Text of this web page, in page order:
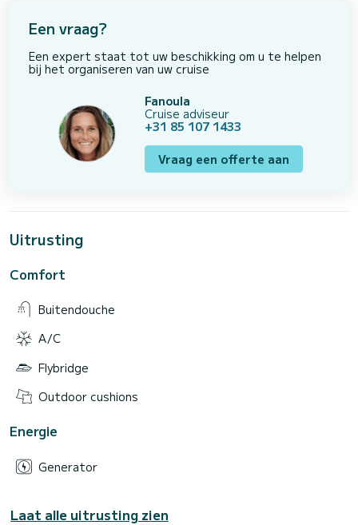
Een vraag?
Een expert staat tot uw beschikking om u te helpen
bij het organiseren van uw cruise
Fanoula
Cruise adviseur
+31 85 107 1433
Vraag een offerte aan
Uitrusting
Comfort
Buitendouche
A/C
Flybridge
Outdoor cushions
Energie
Generator
Laat alle uitrusting zien